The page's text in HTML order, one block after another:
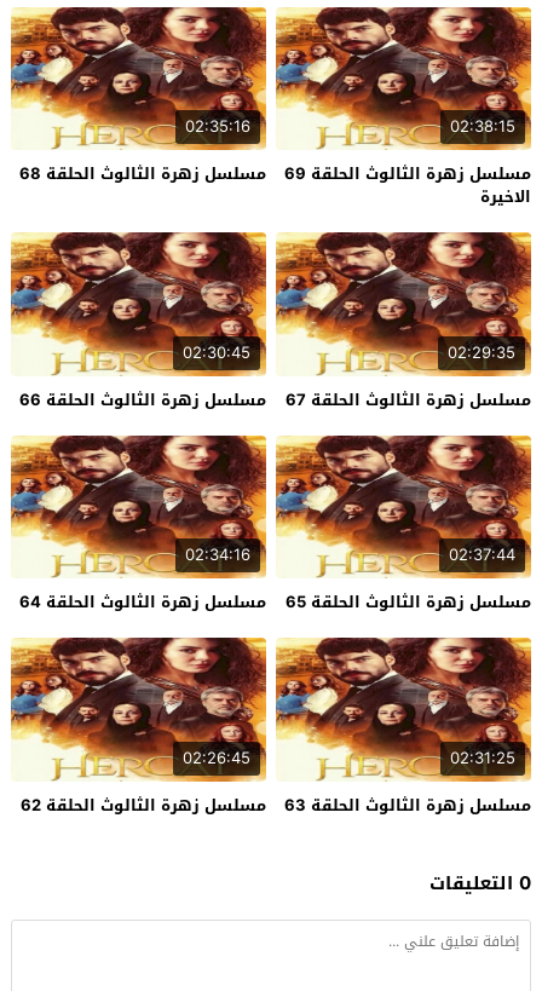
02:38:15
مسلسل زهرة الثالوث الحلقة 69
الاخيرة
02:35:16
مسلسل زهرة الثالوث الحلقة 68
02:29:35
مسلسل زهرة الثالوث الحلقة 67
02:30:45
مسلسل زهرة الثالوث الحلقة 66
02:37:44
مسلسل زهرة الثالوث الحلقة 65
02:34:16
مسلسل زهرة الثالوث الحلقة 64
02:31:25
مسلسل زهرة الثالوث الحلقة 63
02:26:45
مسلسل زهرة الثالوث الحلقة 62
0 التعليقات